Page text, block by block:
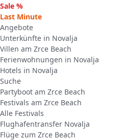
Sale %
Last Minute
Angebote
Unterkünfte in Novalja
Villen am Zrce Beach
Ferienwohnungen in Novalja
Hotels in Novalja
Suche
Partyboot am Zrce Beach
Festivals am Zrce Beach
Alle Festivals
Flughafentransfer Novalja
Flüge zum Zrce Beach